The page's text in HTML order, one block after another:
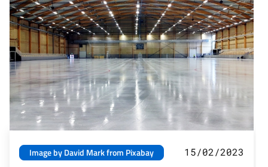
Image by David Mark from Pixabay 15/02/2023